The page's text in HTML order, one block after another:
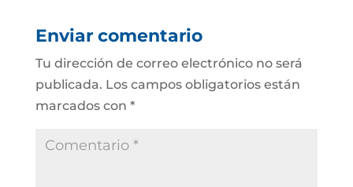
Enviar comentario
Tu dirección de correo electrónico no será
publicada. Los campos obligatorios están
marcados con *